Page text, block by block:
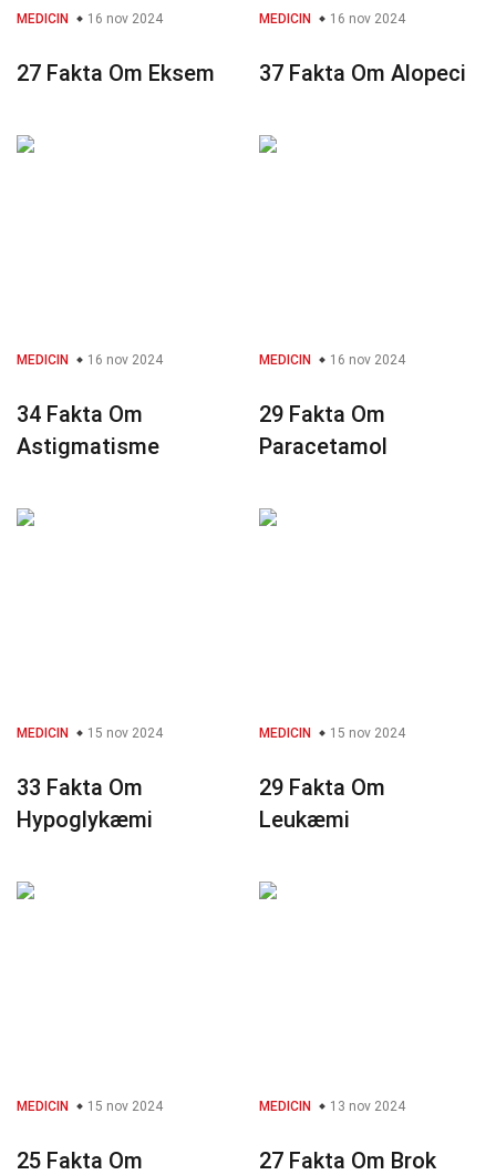
MEDICIN 16 nov 2024
27 Fakta Om Eksem
MEDICIN 16 nov 2024
37 Fakta Om Alopeci
MEDICIN 16 nov 2024
34 Fakta Om
Astigmatisme
MEDICIN 16 nov 2024
29 Fakta Om
Paracetamol
MEDICIN 15 nov 2024
33 Fakta Om
Hypoglykæmi
MEDICIN 15 nov 2024
29 Fakta Om
Leukæmi
MEDICIN 15 nov 2024
25 Fakta Om
MEDICIN 13 nov 2024
27 Fakta Om Brok